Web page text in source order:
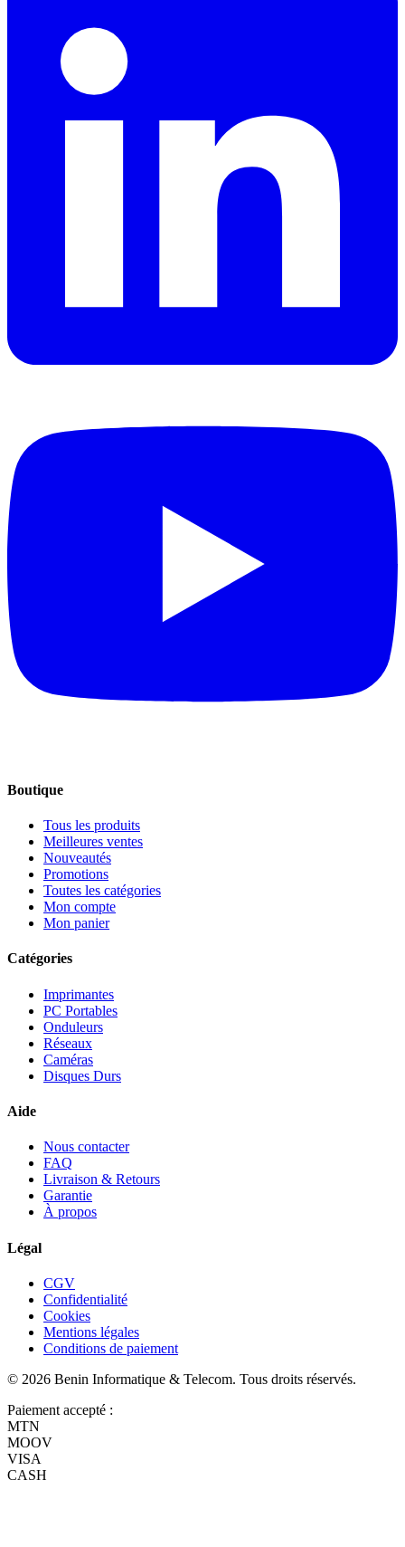
Boutique
Tous les produits
Meilleures ventes
Nouveautés
Promotions
Toutes les catégories
Mon compte
Mon panier
Catégories
Imprimantes
PC Portables
Onduleurs
Réseaux
Caméras
Disques Durs
Aide
Nous contacter
FAQ
Livraison & Retours
Garantie
À propos
Légal
CGV
Confidentialité
Cookies
Mentions légales
Conditions de paiement
© 2026 Benin Informatique & Telecom. Tous droits réservés.
Paiement accepté :
MTN
MOOV
VISA
CASH